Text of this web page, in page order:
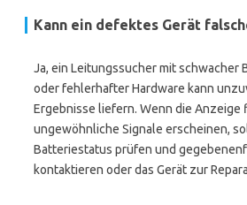
Kann ein defektes Gerät
Ja, ein Leitungssucher mit schwacher
oder fehlerhafter Hardware kann
Ergebnisse liefern. Wenn die Anzeige
ungewöhnliche Signale erscheinen,
Batteriestatus prüfen und
kontaktieren oder das Gerät zur